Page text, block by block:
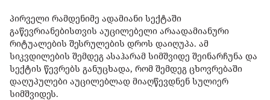
პირველი რამდენიმე ადამიანი სექტაში
გაწევრიანებისთვის აუცილებელი არაადამიანური
რიტუალების შესრულების დროს დაიღუპა. ამ
სიკვდილების შემდეგ ასაჰარამ სიმშვიდე შეინარჩუნა და
სექტის წევრებს განუცხადა, რომ შემდეგ ცხოვრებაში
დაღუპულები აუცილებლად მიაღწევდნენ სულიერ
სიმშვიდეს.